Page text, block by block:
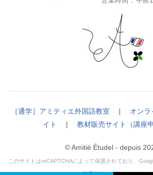
［通学］アミティエ外国語教室 | オンラ
イト
| 教材販売サイト（講座
© Amitié Étudel - depuis
このサイトはreCAPTCHAによって保護されており、